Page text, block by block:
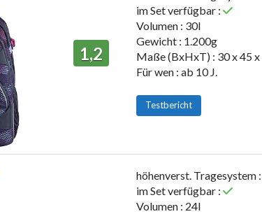
1,2
im Set verfügbar :
Volumen : 30l
Gewicht : 1.200g
Maße (BxHxT) : 30 x 45
Für wen : ab 10 J.
Testbericht
höhenverst. Tragesystem
im Set verfügbar :
Volumen : 24l